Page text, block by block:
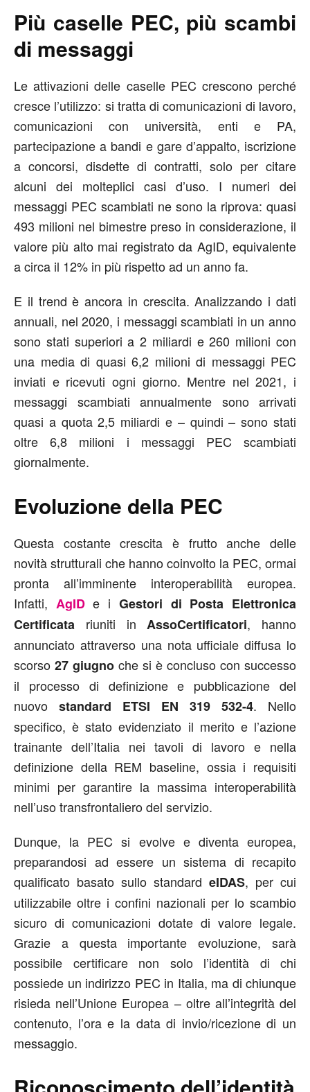
Più caselle PEC, più scambi
di messaggi
Le attivazioni delle caselle PEC crescono perché
cresce l’utilizzo: si tratta di comunicazioni di lavoro,
comunicazioni con università, enti e PA,
partecipazione a bandi e gare d’appalto, iscrizione
a concorsi, disdette di contratti, solo per citare
alcuni dei molteplici casi d’uso. I numeri dei
messaggi PEC scambiati ne sono la riprova: quasi
493 milioni nel bimestre preso in considerazione, il
valore più alto mai registrato da AgID, equivalente
a circa il 12% in più rispetto ad un anno fa.
E il trend è ancora in crescita. Analizzando i dati
annuali, nel 2020, i messaggi scambiati in un anno
sono stati superiori a 2 miliardi e 260 milioni con
una media di quasi 6,2 milioni di messaggi PEC
inviati e ricevuti ogni giorno. Mentre nel 2021, i
messaggi scambiati annualmente sono arrivati
quasi a quota 2,5 miliardi e – quindi – sono stati
oltre 6,8 milioni i messaggi PEC scambiati
giornalmente.
Evoluzione della PEC
Questa costante crescita è frutto anche delle
novità strutturali che hanno coinvolto la PEC, ormai
pronta all’imminente interoperabilità europea.
Infatti, AgIDe i Gestori di Posta Elettronica
Certificata riuniti inAssoCertificatori, hanno
annunciato attraverso una nota ufficiale diffusa lo
scorso 27 giugno che si è concluso con successo
il processo di definizione e pubblicazione del
nuovo standard ETSI EN 319 532-4. Nello
specifico, è stato evidenziato il merito e l’azione
trainante dell’Italia nei tavoli di lavoro e nella
definizione della REM baseline, ossia i requisiti
minimi per garantire la massima interoperabilità
nell’uso transfrontaliero del servizio.
Dunque, la PEC si evolve e diventa europea,
preparandosi ad essere un sistema di recapito
qualificato basato sullo standard eIDAS, per cui
utilizzabile oltre i confini nazionali per lo scambio
sicuro di comunicazioni dotate di valore legale.
Grazie a questa importante evoluzione, sarà
possibile certificare non solo l’identità di chi
possiede un indirizzo PEC in Italia, ma di chiunque
risieda nell’Unione Europea – oltre all’integrità del
contenuto, l’ora e la data di invio/ricezione di un
messaggio.